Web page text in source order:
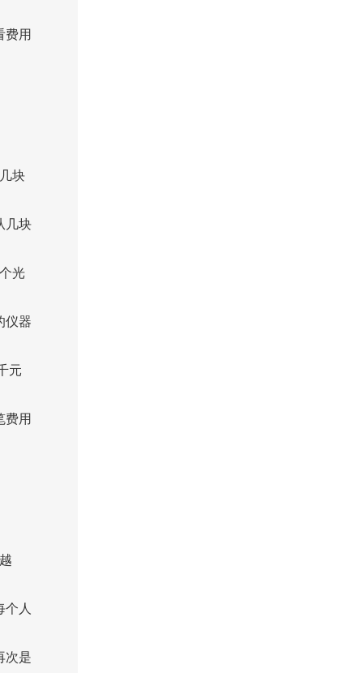
费用
块
几块
光
仪器
元
费用
个人
次是